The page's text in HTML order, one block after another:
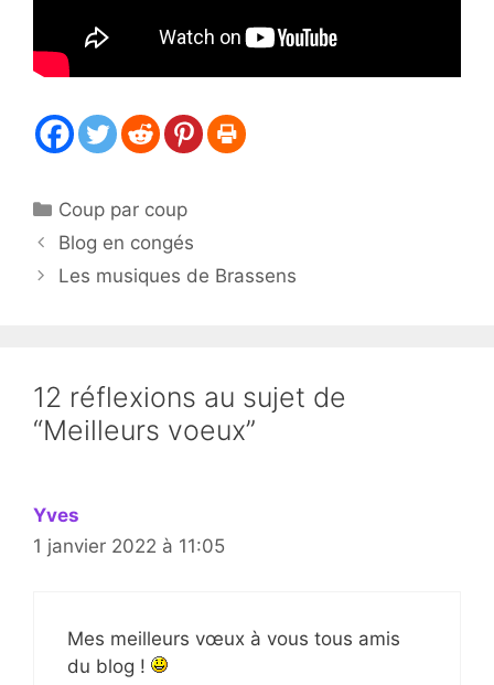
Catégories
Coup par coup
Blog en congés
Les musiques de Brassens
12 réflexions au sujet de
“Meilleurs voeux”
Yves
1 janvier 2022 à 11:05
Mes meilleurs vœux à vous tous amis
du blog !